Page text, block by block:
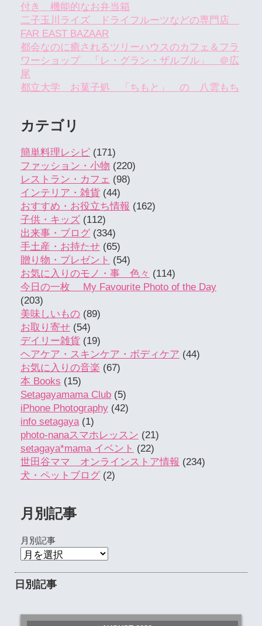
付き 機能的なお弁当箱
二子玉川ライズ ドライフルーツなどの専門店
FAR EAST BAZAAR
都会なのに癒されるツリーハウスのカフェ＆フラ
ワーショップ 「レ・グラン・ザルブル」 ＠広
尾
都立大学 お菓子処 「ちもと」 の 八雲もち
カテゴリ
簡単料理レシピ (171)
ファッション・小物 (220)
レストラン・カフェ (98)
インテリア・雑貨 (44)
おすすめ・お役立ち情報 (162)
子供・キッズ (112)
出来事・ブログ (334)
手土産・お持たせ (65)
贈り物・プレゼント (54)
お気に入りのモノ・事 色々 (114)
今日の一枚 My Favourite Photo of the Day
(203)
美味しいもの (89)
お取り寄せ (54)
デイリー雑貨 (19)
ヘアケア・スキンケア・ボディケア (44)
お気に入りの音楽 (67)
本 Books (15)
Setagayamama Club (5)
iPhone Photography (42)
info setagaya(1)
photo-nanaスマホレッスン (21)
setagaya*mama イベント (22)
世田谷ママ オンラインストア情報 (234)
犬・ペットブログ (2)
月別記事
月別記事
日別記事